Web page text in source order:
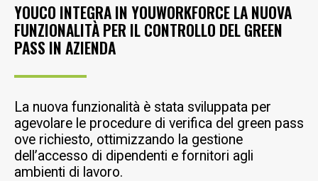
YOUCO INTEGRA IN YOUWORKFORCE LA NUOVA
FUNZIONALITÀ PER IL CONTROLLO DEL GREEN
PASS IN AZIENDA
La nuova funzionalità è stata sviluppata per
agevolare le procedure di verifica del green pass
ove richiesto, ottimizzando la gestione
dell’accesso di dipendenti e fornitori agli
ambienti di lavoro.